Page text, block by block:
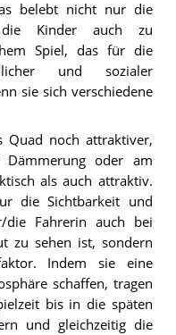
belebt nicht nur die
die Kinder auch zu
Spiel, das für die
und sozialer
sie sich verschiedene
Quad noch attraktiver,
oder am
als auch attraktiv.
die Sichtbarkeit und
die Fahrerin auch bei
zu sehen ist, sondern
Indem sie eine
schaffen, tragen
bis in die späten
und gleichzeitig die